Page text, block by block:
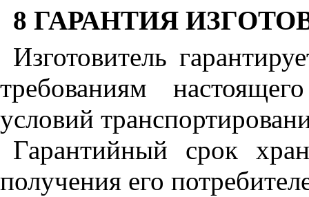
8 ГАРАНТИЯ
Изготовитель
требованиям
условий
Гарантийный срок
получения его